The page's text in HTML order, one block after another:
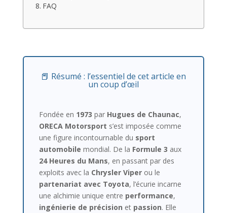
FAQ
📕 Résumé : l’essentiel de cet article en
un coup d’œil
Fondée en 1973 par Hugues de Chaunac,
ORECA Motorsport s’est imposée comme
une figure incontournable du sport
automobile mondial. De la Formule 3 aux
24 Heures du Mans, en passant par des
exploits avec la Chrysler Viperou le
partenariat avec Toyota, l’écurie incarne
une alchimie unique entre performance,
ingénierie de précision et passion. Elle